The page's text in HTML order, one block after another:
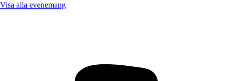
Visa alla evenemang